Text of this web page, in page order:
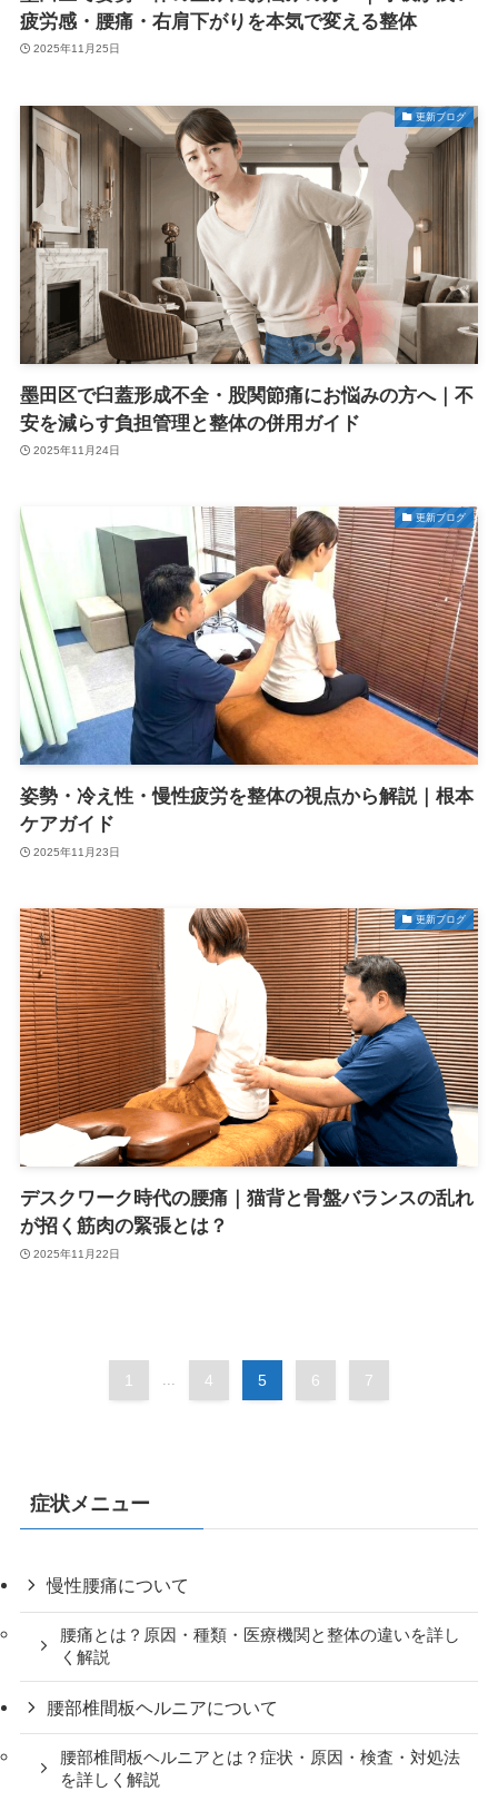
疲労感・腰痛・右肩下がりを本気で変える整体
2025年11月25日
更新ブログ
墨田区で臼蓋形成不全・股関節痛にお悩みの方へ｜不
安を減らす負担管理と整体の併用ガイド
2025年11月24日
更新ブログ
姿勢・冷え性・慢性疲労を整体の視点から解説｜根本
ケアガイド
2025年11月23日
更新ブログ
デスクワーク時代の腰痛｜猫背と骨盤バランスの乱れ
が招く筋肉の緊張とは？
2025年11月22日
1 ... 4 5 6 7
症状メニュー
慢性腰痛について
腰痛とは？原因・種類・医療機関と整体の違いを詳し
く解説
腰部椎間板ヘルニアについて
腰部椎間板ヘルニアとは？症状・原因・検査・対処法
を詳しく解説